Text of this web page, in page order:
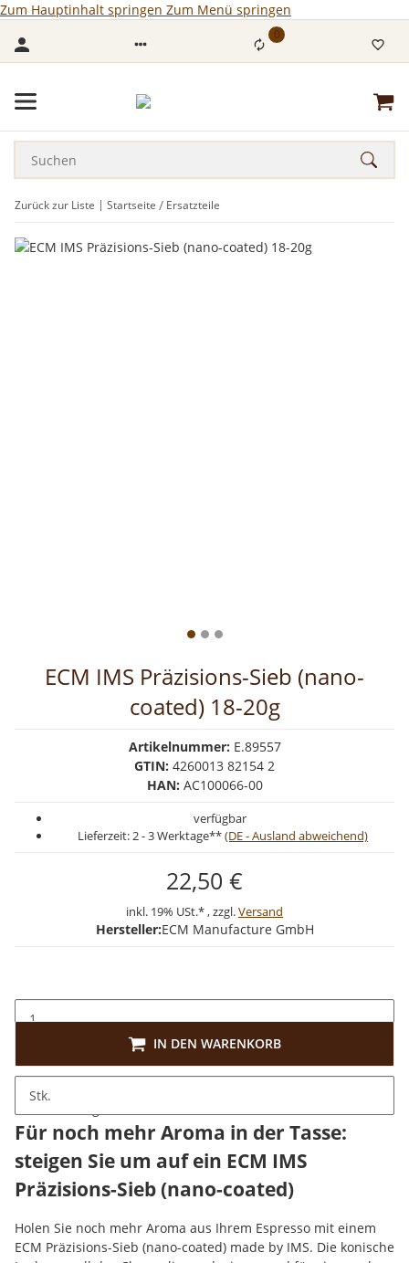
Zum Hauptinhalt springen Zum Menü springen
0
Zurück zur Liste Startseite Ersatzteile
ECM IMS Präzisions-Sieb (nano-
coated) 18-20g
Artikelnummer: E.89557
GTIN: 4260013 82154 2
HAN: AC100066-00
verfügbar
Lieferzeit:2 - 3 Werktage**(DE - Ausland abweichend)
22,50 €
inkl. 19% USt.* , zzgl.Versand
Hersteller:ECM Manufacture GmbH
Stk.
IN DEN WARENKORB
Beschreibung
Für noch mehr Aroma in der Tasse:
steigen Sie um auf ein ECM IMS
Präzisions-Sieb (nano-coated)
Holen Sie noch mehr Aroma aus Ihrem Espresso mit einem
ECM Präzisions-Sieb (nano-coated) made by IMS. Die konische